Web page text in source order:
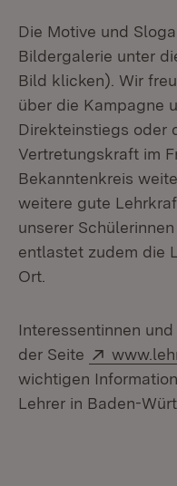
Die Motive und
Bildergalerie unter
Bild klicken). Wir
über die Kampagne
Direkteinstiegs oder
Vertretungskraft im
Bekanntenkreis
weitere gute
unserer
entlastet zudem die
Ort.
Interessentinnen
der Seite
Extern:
wichtigen
Lehrer in Baden-